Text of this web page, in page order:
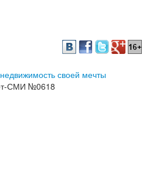
своей мечты
СМИ №0618